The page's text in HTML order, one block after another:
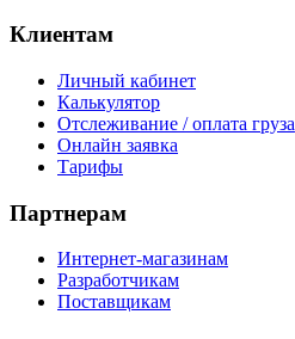
Клиентам
Личный кабинет
Калькулятор
Отслеживание / оплата груза
Онлайн заявка
Тарифы
Партнерам
Интернет-магазинам
Разработчикам
Поставщикам